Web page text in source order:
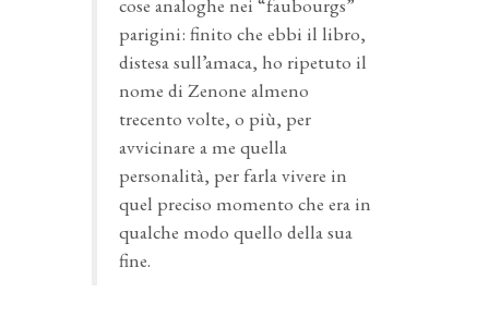
parigini: finito che ebbi il libro,
distesa sull’amaca, ho ripetuto il
nome di Zenone almeno
trecento volte, o più, per
avvicinare a me quella
personalità, per farla vivere in
quel preciso momento che era in
qualche modo quello della sua
fine.